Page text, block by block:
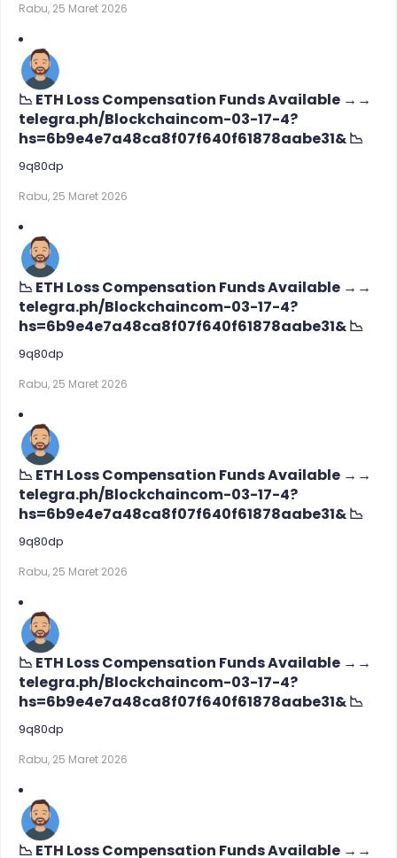
Rabu, 25 Maret 2026
📉 ETH Loss Compensation Funds Available →→
telegra.ph/Blockchaincom-03-17-4?
hs=6b9e4e7a48ca8f07f640f61878aabe31& 📉
9q80dp
Rabu, 25 Maret 2026
📉 ETH Loss Compensation Funds Available →→
telegra.ph/Blockchaincom-03-17-4?
hs=6b9e4e7a48ca8f07f640f61878aabe31& 📉
9q80dp
Rabu, 25 Maret 2026
📉 ETH Loss Compensation Funds Available →→
telegra.ph/Blockchaincom-03-17-4?
hs=6b9e4e7a48ca8f07f640f61878aabe31& 📉
9q80dp
Rabu, 25 Maret 2026
📉 ETH Loss Compensation Funds Available →→
telegra.ph/Blockchaincom-03-17-4?
hs=6b9e4e7a48ca8f07f640f61878aabe31& 📉
9q80dp
Rabu, 25 Maret 2026
📉 ETH Loss Compensation Funds Available →→